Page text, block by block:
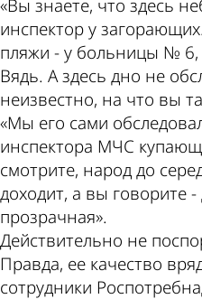
«Вы знаете, что здесь
инспектор у
пляжи - у больницы №
Вядь. А здесь дно не
неизвестно, на что вы
«Мы его сами
инспектора МЧС
смотрите, народ до
доходит, а вы говорите
прозрачная».
Действительно не
Правда, ее качество
сотрудники